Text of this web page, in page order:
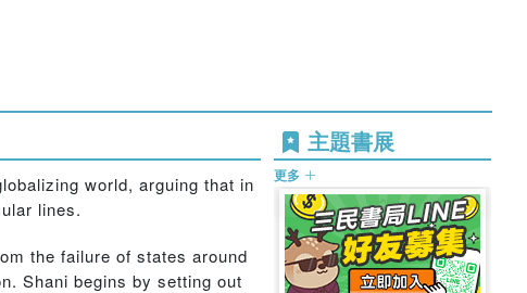
world, arguing that in
lines.
the failure of states around
Shani begins by setting out
主題書展
更多